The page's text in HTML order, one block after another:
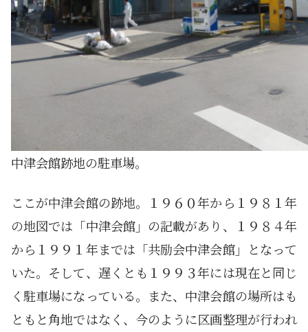
中津会館跡地の駐車場。
ここが中津会館の跡地。１９６０年から１９８１年
の地図では「中津会館」の記載があり、１９８４年
から１９９１年までは「共励会中津会館」となって
いた。そして、遅くとも１９９３年には現在と同じ
く駐車場になっている。また、中津会館の場所はも
ともと角地ではなく、今のように区画整理が行われ